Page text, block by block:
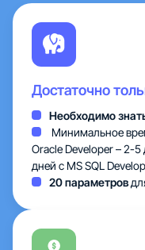
Достаточно
Необходимо
Минимальное
Oracle Developer – 2-5
дней c MS SQL
20 параметров